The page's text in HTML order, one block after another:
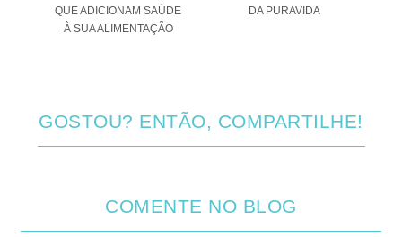
QUE ADICIONAM SAÚDE
À SUA ALIMENTAÇÃO
DA PURAVIDA
GOSTOU? ENTÃO, COMPARTILHE!
COMENTE NO BLOG